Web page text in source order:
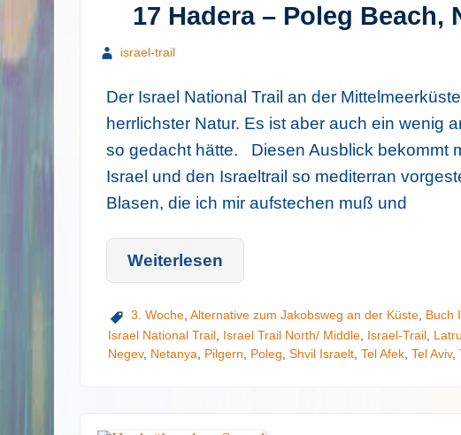
17 Hadera – Poleg Beach,
israel-trail
Der Israel National Trail an der
herrlichster Natur. Es ist aber auch ein wenig
so gedacht hätte. Diesen Ausblick bekommt
Israel und den Israeltrail so mediterran
Blasen, die ich mir aufstechen muß und
Weiterlesen
3. Woche, Alternative zum Jakobsweg an der Küste, Buch
Israel National Trail, Israel Trail North/ Middle, Israel-Trail,
Negev, Netanya Pilgern Poleg Shvil Israelt, Tel Afek, Tel Aviv,